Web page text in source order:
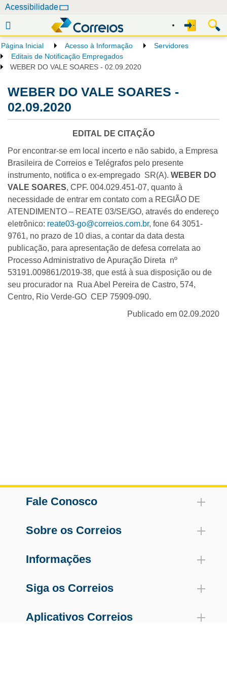
e
g
a
Acessibilidade
Página Inicial Acesso à Informação
Servidores
Editais de Notificação Empregados
WEBER DO VALE SOARES - 02.09.2020
WEBER DO VALE SOARES -
02.09.2020
EDITAL DE CITAÇÃO
Por encontrar-se em local incerto e não sabido, a Empresa
Brasileira de Correios e Telégrafos pelo presente
instrumento, notifica o ex-empregado SR(A). WEBER DO
VALE SOARES, CPF. 004.029.451-07, quanto à
necessidade de entrar em contato com a REGIÃO DE
ATENDIMENTO – REATE 03/SE/GO, através do endereço
eletrônico: reate03-go@correios.com.br, fone 64 3051-
9761, no prazo de 10 dias, a contar da data desta
publicação, para apresentação de defesa correlata ao
Processo Administrativo de Apuração Direta nº
53191.009861/2019-38, que está à sua disposição ou de
seu procurador na Rua Abel Pereira de Castro, 574,
Centro, Rio Verde-GO CEP 75909-090.
Publicado em 02.09.2020
Fale Conosco
Sobre os Correios
Informações
Siga os Correios
Aplicativos Correios